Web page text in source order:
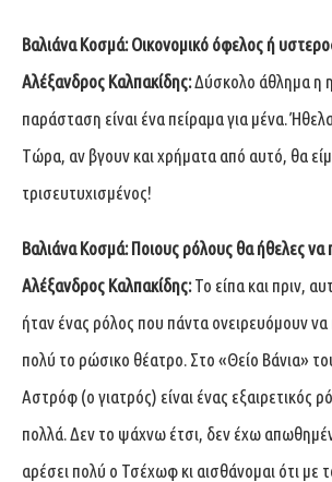
Βαλιάνα Κοσμά: Οικονομικό όφελος ή
Αλέξανδρος Καλπακίδης:Δύσκολο άθλημα η
παράσταση είναι ένα πείραμα για μένα.
Τώρα, αν βγουν και χρήματα από αυτό, θα
τρισευτυχισμένος!
Βαλιάνα Κοσμά: Ποιους ρόλους θα ήθελες να
Αλέξανδρος Καλπακίδης:Το είπα και πριν,
ήταν ένας ρόλος που πάντα ονειρευόμουν
πολύ το ρώσικο θέατρο. Στο «Θείο Βάνια»
Αστρόφ (ο γιατρός) είναι ένας εξαιρετικός
πολλά. Δεν το ψάχνω έτσι, δεν έχω
αρέσει πολύ ο Τσέχωφ κι αισθάνομαι ότι με